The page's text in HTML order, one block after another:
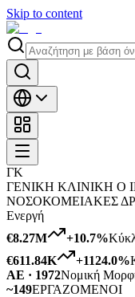
Skip to content
ΓΚ
ΓΕΝΙΚΗ ΚΛΙΝΙΚΗ O
ΝΟΣΟΚΟΜΕΙΑΚΕΣ
Ενεργή
€8.27M
+10.7%
€611.84K
+1124.0%
ΑΕ · 1972Νομική
~149ΕΡΓΑΖΟΜΕΝΟΙ